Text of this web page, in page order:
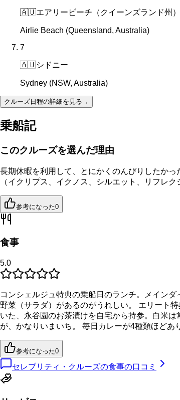
🇦🇺エアリービーチ（クイーンズランド州）
Airlie Beach (Queensland, Australia)
7
🇦🇺シドニー
Sydney (NSW, Australia)
クルーズ日程の詳細を見る →
乗船記
このクルーズを選んだ理由
長期休暇を利用して、とにかくのんびりしたか
（イクリプス、イクノス、シルエット、リフレ
参考になった0
食事
5.0
コンシェルジュ特典の乗船日のランチ。メイン
野菜（サラダ）があるのがうれしい。 エリート
いた、永谷園のお茶漬けを自宅から持参。白米
が、かなりいまいち。 毎日カレーが4種類ほどあ
参考になった0
セレブリティ・クルーズの食事の口コミ